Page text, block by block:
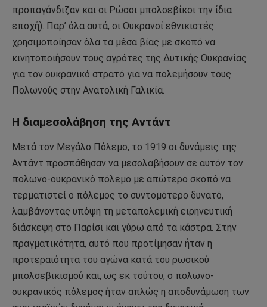
προπαγάνδιζαν και οι Ρώσοι μπολσεβίκοι την ίδια
εποχή). Παρ’ όλα αυτά, οι Ουκρανοί εθνικιστές
χρησιμοποίησαν όλα τα μέσα βίας με σκοπό να
κινητοποιήσουν τους αγρότες της Δυτικής Ουκρανίας
για τον ουκρανικό στρατό για να πολεμήσουν τους
Πολωνούς στην Ανατολική Γαλικία.
Η διαμεσολάβηση της Αντάντ
Μετά τον Μεγάλο Πόλεμο, το 1919 οι δυνάμεις της
Αντάντ προσπάθησαν να μεσολαβήσουν σε αυτόν τον
πολωνο-ουκρανικό πόλεμο με απώτερο σκοπό να
τερματιστεί ο πόλεμος το συντομότερο δυνατό,
λαμβάνοντας υπόψη τη μεταπολεμική ειρηνευτική
διάσκεψη στο Παρίσι και γύρω από τα κάστρα. Στην
πραγματικότητα, αυτό που προτίμησαν ήταν η
προτεραιότητα του αγώνα κατά του ρωσικού
μπολσεβικισμού και, ως εκ τούτου, ο πολωνο-
ουκρανικός πόλεμος ήταν απλώς η αποδυνάμωση των